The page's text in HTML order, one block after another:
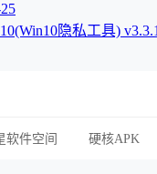
隐私工具)
软件空间 硬核APK